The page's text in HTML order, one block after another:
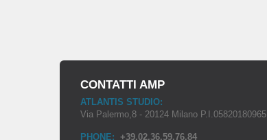
CONTATTI AMP
ATLANTIS STUDIO:
Via Palermo,8 - 20124 Milano P.I.05820180965
PHONE: +39.02.36.59.76.84